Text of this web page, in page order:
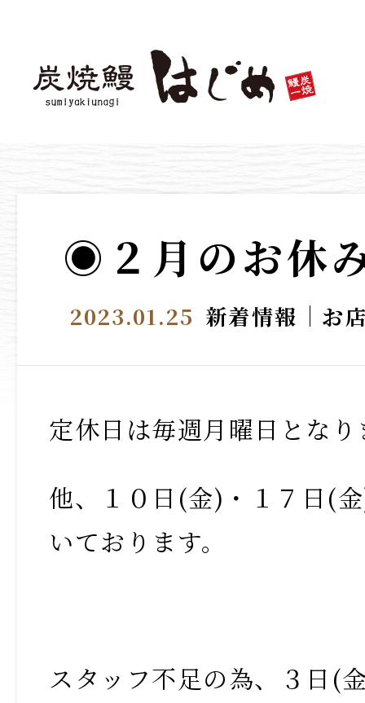
◉２月のお休
2023.01.25 新着情報 お
定休日は毎週月曜日となり
他、１０日(金)・１７日(
いております。
スタッフ不足の為、３日(